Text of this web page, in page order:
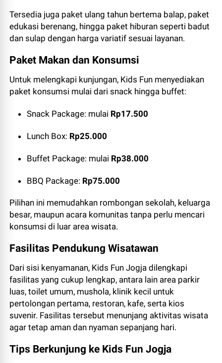
Tersedia juga paket ulang tahun bertema balap, paket
edukasi berenang, hingga paket hiburan seperti badut
dan sulap dengan harga variatif sesuai layanan.
Paket Makan dan Konsumsi
Untuk melengkapi kunjungan, Kids Fun menyediakan
paket konsumsi mulai dari snack hingga buffet:
Snack Package: mulai Rp17.500
Lunch Box: Rp25.000
Buffet Package: mulai Rp38.000
BBQ Package: Rp75.000
Pilihan ini memudahkan rombongan sekolah, keluarga
besar, maupun acara komunitas tanpa perlu mencari
konsumsi di luar area wisata.
Fasilitas Pendukung Wisatawan
Dari sisi kenyamanan, Kids Fun Jogja dilengkapi
fasilitas yang cukup lengkap, antara lain area parkir
luas, toilet umum, mushola, klinik kecil untuk
pertolongan pertama, restoran, kafe, serta kios
suvenir. Fasilitas tersebut menunjang aktivitas wisata
agar tetap aman dan nyaman sepanjang hari.
Tips Berkunjung ke Kids Fun Jogja